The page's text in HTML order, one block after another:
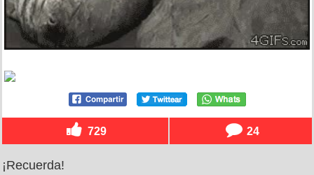
729 24
¡Recuerda!